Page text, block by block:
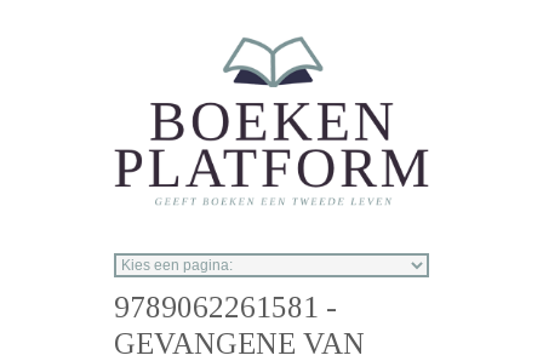
9789062261581 -
GEVANGENE VAN